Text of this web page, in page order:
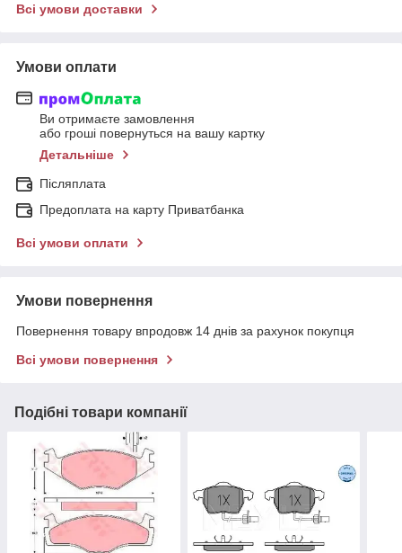
Всі умови доставки
Умови оплати
Ви отримаєте замовлення
або гроші повернуться на вашу картку
Детальніше
Післяплата
Предоплата на карту Приватбанка
Всі умови оплати
Умови повернення
Повернення товару впродовж 14 днів за рахунок покупця
Всі умови повернення
Подібні товари компанії